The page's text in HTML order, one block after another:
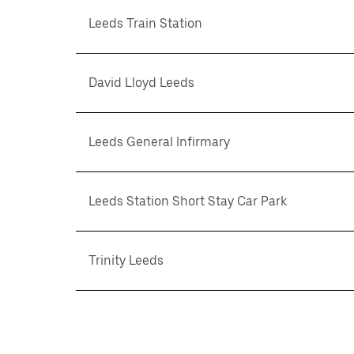
Leeds Train Station
David Lloyd Leeds
Leeds General Infirmary
Leeds Station Short Stay Car Park
Trinity Leeds